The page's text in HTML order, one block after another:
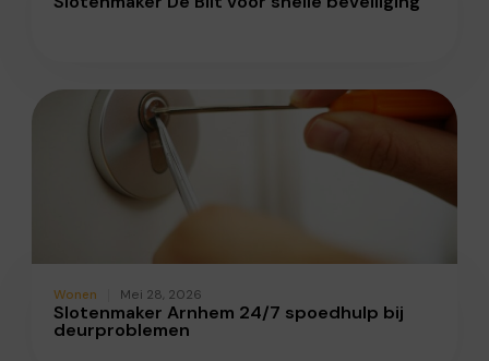
Wonen Mei 28, 2026
Slotenmaker Arnhem 24/7 spoedhulp bij
deurproblemen